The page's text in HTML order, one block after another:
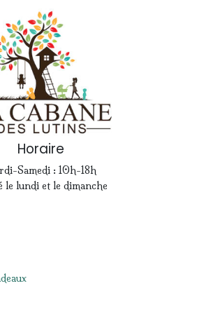
Horaire
Samedi : 10h-18h
le lundi et le dimanche